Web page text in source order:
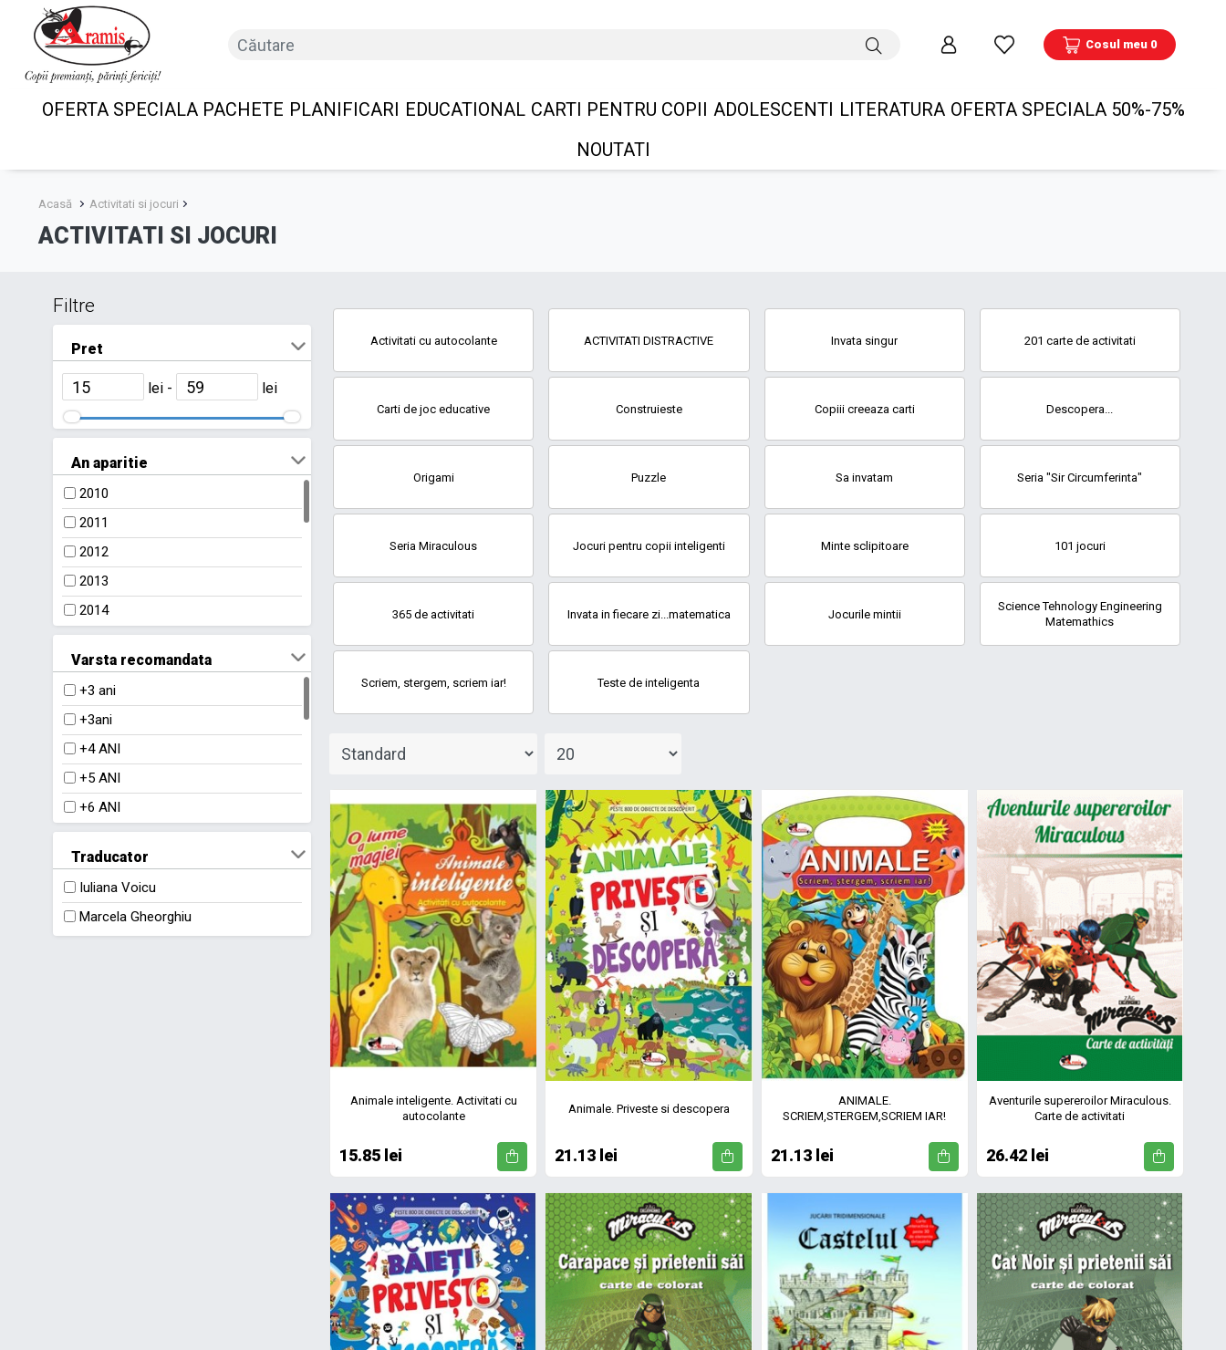
Cosul meu 0
OFERTA SPECIALA PACHETE PLANIFICARI EDUCATIONAL CARTI PENTRU COPII ADOLESCENTI LITERATURA OFERTA SPECIALA 50%-75%
NOUTATI
Acasă Activitati si jocuri
ACTIVITATI SI JOCURI
Filtre
Pret
lei - lei
An aparitie
2010
2011
2012
2013
2014
2015
2016
2017
2018
2019
2020
2021
2023
2024
Varsta recomandata
+3 ani
+3ani
+4 ANI
+5 ANI
+6 ANI
3-4 ani
3-5 ani
3-6 ani
4 - 5 ani
Traducator
Iuliana Voicu
Marcela Gheorghiu
Activitati cu autocolante ACTIVITATI DISTRACTIVE Invata singur 201 carte de activitati
Carti de joc educative Construieste Copiii creeaza carti Descopera...
Origami Puzzle Sa invatam Seria "Sir Circumferinta"
Seria Miraculous Jocuri pentru copii inteligenti Minte sclipitoare 101 jocuri
365 de activitati Invata in fiecare zi...matematica Jocurile mintii
Science Tehnology Engineering
Matemathics
Scriem, stergem, scriem iar! Teste de inteligenta
Animale inteligente. Activitati cu
autocolante
15.85 lei
Animale. Priveste si descopera
21.13 lei
ANIMALE.
SCRIEM,STERGEM,SCRIEM IAR!
21.13 lei
Aventurile supereroilor Miraculous.
Carte de activitati
26.42 lei